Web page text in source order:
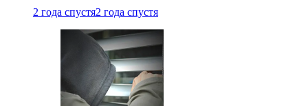
2 года спустя2 года спустя